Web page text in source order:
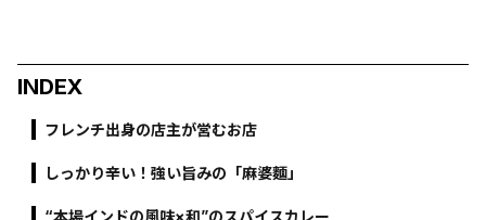
INDEX
フレンチ出身の店主が営むお店
しっかり辛い！強い旨みの「麻婆麵」
“本場インドの風味×和”のスパイスカレー